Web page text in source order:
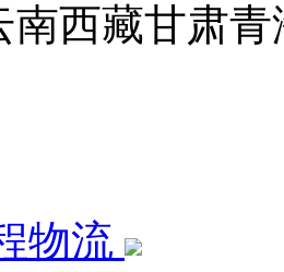
南西藏甘肃青
物流